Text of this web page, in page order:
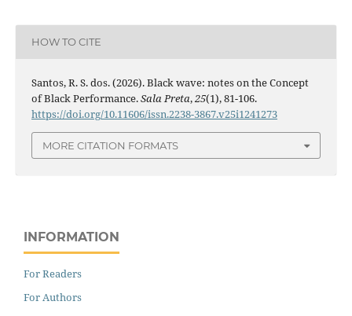
HOW TO CITE
Santos, R. S. dos. (2026). Black wave: notes on the Concept
of Black Performance.Sala Preta,25(1), 81-106.
https://doi.org/10.11606/issn.2238-3867.v25i1241273
MORE CITATION FORMATS
INFORMATION
For Readers
For Authors